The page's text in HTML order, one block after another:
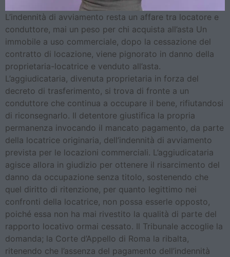
L’indennità di avviamento resta un affare tra locatore e
conduttore, mai un peso per chi acquista all’asta Un
immobile a uso commerciale, dopo la cessazione del
contratto di locazione, viene pignorato in danno della
proprietaria-locatrice e venduto all’asta.
L’aggiudicataria, divenuta proprietaria in forza del
decreto di trasferimento, si trova di fronte a un
conduttore che continua a occupare il bene, rifiutandosi
di riconsegnarlo. Il detentore giustifica la propria
permanenza invocando il mancato pagamento, da parte
della locatrice originaria, dell’indennità di avviamento
prevista per le locazioni commerciali. L’aggiudicataria
agisce allora in giudizio per ottenere il risarcimento del
danno da occupazione senza titolo, sostenendo che
quel diritto di ritenzione, per quanto legittimo nei
confronti della locatrice, non possa esserle opposto,
poiché essa non ha mai rivestito la qualità di parte del
rapporto locativo ormai cessato. Il Tribunale accoglie la
domanda; la Corte d’Appello di Roma la ribalta,
ritenendo che l’assenza del pagamento dell’indennità